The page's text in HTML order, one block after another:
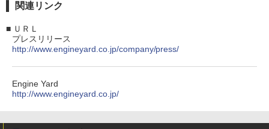
関連リンク
■ ＵＲＬ
プレスリリース
http://www.engineyard.co.jp/company/press/
Engine Yard
http://www.engineyard.co.jp/